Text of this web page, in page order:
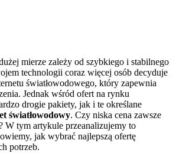
mierze zależy od szybkiego i stabilnego
technologii coraz więcej osób decyduje
światłowodowego, który zapewnia
Jednak wśród ofert na rynku
drogie pakiety, jak i te określane
światłowodowy. Czy niska cena zawsze
W tym artykule przeanalizujemy to
jak wybrać najlepszą ofertę
potrzeb.